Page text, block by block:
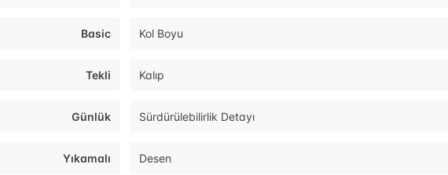
Basic Kol Boyu
Tekli Kalıp
Günlük Sürdürülebilirlik Detayı
Yıkamalı Desen